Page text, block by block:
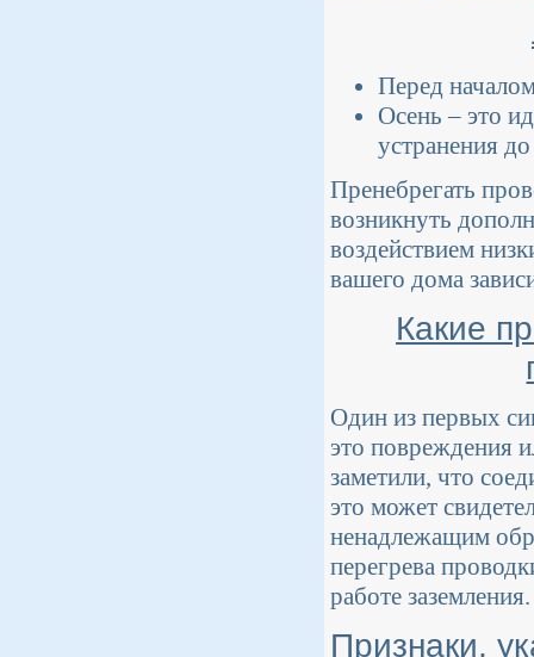
Перед
Осень – это
устранения
Пренебрегать
возникнуть
воздействием
вашего дома
Какие
Один из первых
это повреждения
заметили, что
это может
ненадлежащим
перегрева
работе заземления.
Признаки,